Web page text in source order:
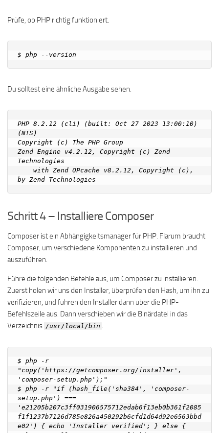
Prüfe, ob PHP richtig funktioniert.
Du solltest eine ähnliche Ausgabe sehen.
PHP 8.2.12 (cli) (built: Oct 27 2023 13:00:10)
(NTS)
Copyright (c) The PHP Group
Zend Engine v4.2.12, Copyright (c) Zend
Technologies
Schritt 4 – Installiere Composer
Composer ist ein Abhängigkeitsmanager für PHP. Flarum braucht
Composer, um verschiedene Komponenten zu installieren und
auszuführen.
Führe die folgenden Befehle aus, um Composer zu installieren.
Zuerst holen wir uns den Installer, überprüfen den Hash, um ihn zu
verifizieren, und führen den Installer dann über die PHP-
Befehlszeile aus. Dann verschieben wir die Binärdatei in das
Verzeichnis /usr/local/bin .
$ php -r
"copy('https://getcomposer.org/installer',
'composer-setup.php');"
$ php -r "if (hash_file('sha384', 'composer-
setup.php') ===
'e21205b207c3ff031906575712edab6f13eb0b361f2085
f1f1237b7126d785e826a450292b6cfd1d64d92e6563bbd
e02') { echo 'Installer verified'; } else {